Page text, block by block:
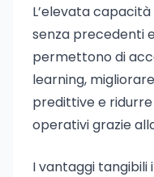
L’elevata
senza precedenti
permettono di
learning,
predittive e
operativi grazie
I vantaggi tangibili